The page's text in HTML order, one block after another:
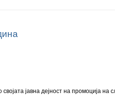
јавна дејност на промоција